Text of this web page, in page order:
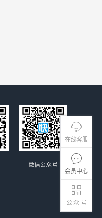
在线客服
会员中心
公 众 号
微信公众号